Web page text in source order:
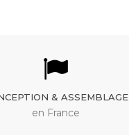
& ASSEMBLAGE
en France